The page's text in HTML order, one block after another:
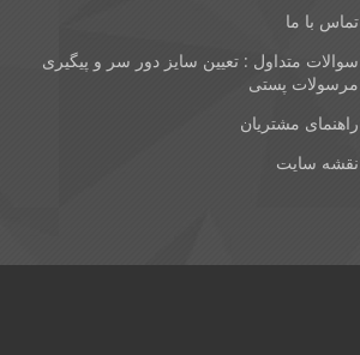
تماس با ما
سوالات متداول : تعیین سایز دور سر و پیگیری
مرسولات پستی
راهنمای مشتریان
نقشه سایت